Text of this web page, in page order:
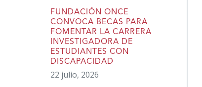
FUNDACIÓN ONCE
CONVOCA BECAS PARA
FOMENTAR LA CARRERA
INVESTIGADORA DE
ESTUDIANTES CON
DISCAPACIDAD
22 julio, 2026